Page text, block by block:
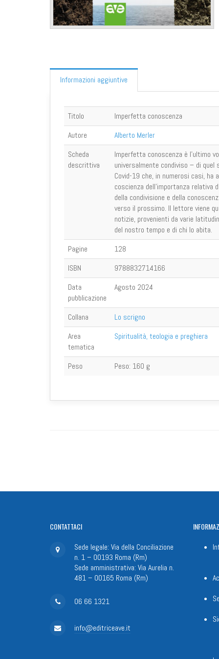
Informazioni aggiuntive
Titolo
Imperfetta conoscenza
Autore
Alberto Merler
Scheda
descrittiva
Imperfetta conoscenza è l’ultimo
universalmente condiviso – di
Covid-19 che, in numerosi casi,
coscienza dell’importanza
della condivisione e della
verso il prossimo. Il lettore viene
notizie, provenienti da varie
del nostro tempo e di chi lo abita.
Pagine
128
ISBN
9788832714166
Data
pubblicazione
Agosto 2024
Collana
Lo scrigno
Area
tematica
Spiritualità, teologia e preghiera
Peso Peso: 160 g
CONTATTACI
Sede legale: Via della Conciliazione
n. 1 – 00193 Roma (Rm)
Sede amministrativa: Via Aurelia n.
481 – 00165 Roma (Rm)
06 66 1321
info@editriceave.it